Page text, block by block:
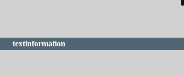
textinformation